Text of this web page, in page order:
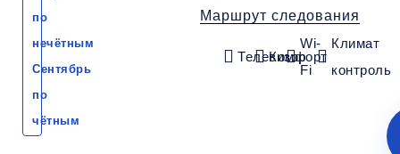
по
нечётным
Сентябрь
по
чётным
Телевизор
Комфорт
Wi-
Fi
Климат
контроль
Маршрут следования